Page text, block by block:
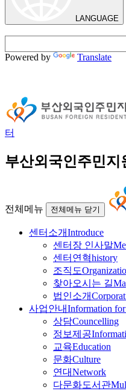
LANGUAGE
Powered by Translate
터
부산외국인주민지
전체메뉴 전체메뉴 닫기
센터소개Introduce
센터장 인사말
센터연혁history
조직도
찾아오시는 길
법인소개
사업안내Information
상담Councelling
정보제공
교육Education
문화Culture
연대Network
다문화도서관